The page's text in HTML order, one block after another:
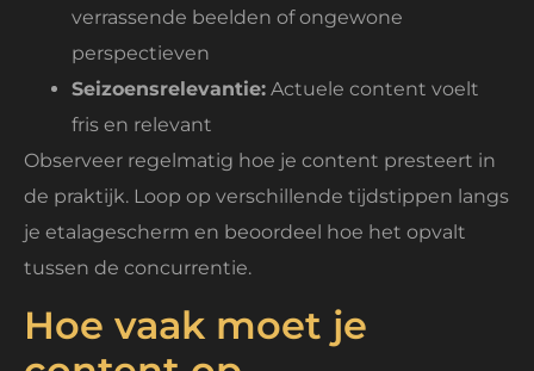
verrassende beelden of ongewone
perspectieven
Seizoensrelevantie: Actuele content voelt
fris en relevant
Observeer regelmatig hoe je content presteert in
de praktijk. Loop op verschillende tijdstippen langs
je etalagescherm en beoordeel hoe het opvalt
tussen de concurrentie.
Hoe vaak moet je